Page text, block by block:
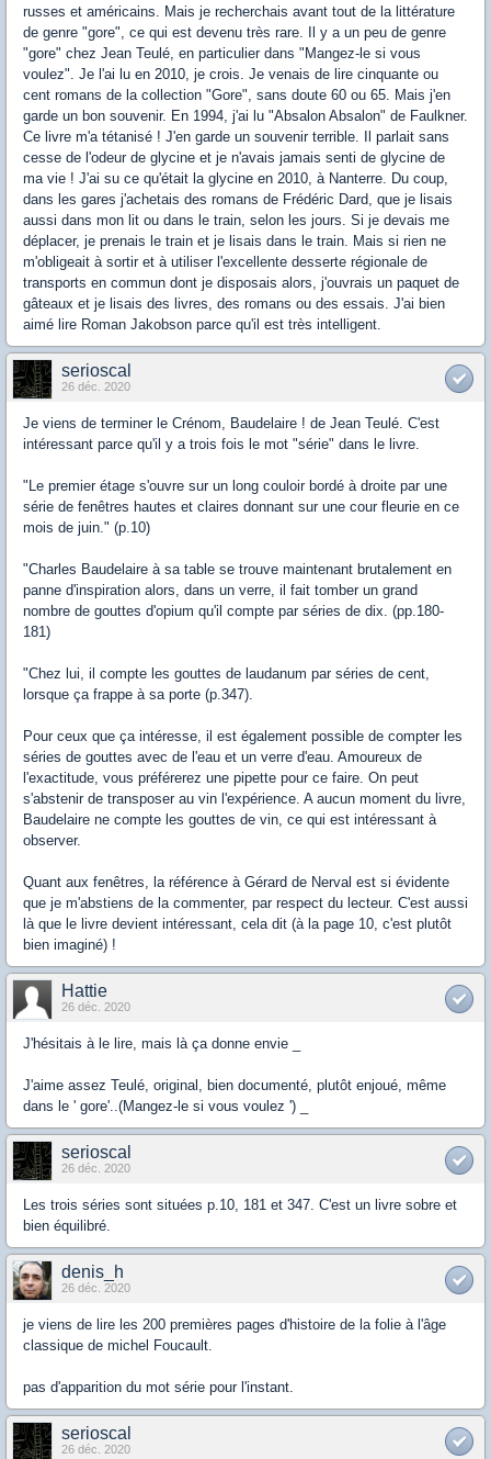
russes et américains. Mais je recherchais avant tout de la littérature
de genre "gore", ce qui est devenu très rare. Il y a un peu de genre
"gore" chez Jean Teulé, en particulier dans "Mangez-le si vous
voulez". Je l'ai lu en 2010, je crois. Je venais de lire cinquante ou
cent romans de la collection "Gore", sans doute 60 ou 65. Mais j'en
garde un bon souvenir. En 1994, j'ai lu "Absalon Absalon" de Faulkner.
Ce livre m'a tétanisé ! J'en garde un souvenir terrible. Il parlait sans
cesse de l'odeur de glycine et je n'avais jamais senti de glycine de
ma vie ! J'ai su ce qu'était la glycine en 2010, à Nanterre. Du coup,
dans les gares j'achetais des romans de Frédéric Dard, que je lisais
aussi dans mon lit ou dans le train, selon les jours. Si je devais me
déplacer, je prenais le train et je lisais dans le train. Mais si rien ne
m'obligeait à sortir et à utiliser l'excellente desserte régionale de
transports en commun dont je disposais alors, j'ouvrais un paquet de
gâteaux et je lisais des livres, des romans ou des essais. J'ai bien
aimé lire Roman Jakobson parce qu'il est très intelligent.
serioscal
26 déc. 2020
Je viens de terminer le Crénom, Baudelaire ! de Jean Teulé. C'est
intéressant parce qu'il y a trois fois le mot "série" dans le livre.
"Le premier étage s'ouvre sur un long couloir bordé à droite par une
série de fenêtres hautes et claires donnant sur une cour fleurie en ce
mois de juin." (p.10)
"Charles Baudelaire à sa table se trouve maintenant brutalement en
panne d'inspiration alors, dans un verre, il fait tomber un grand
nombre de gouttes d'opium qu'il compte par séries de dix. (pp.180-
181)
"Chez lui, il compte les gouttes de laudanum par séries de cent,
lorsque ça frappe à sa porte (p.347).
Pour ceux que ça intéresse, il est également possible de compter les
séries de gouttes avec de l'eau et un verre d'eau. Amoureux de
l'exactitude, vous préférerez une pipette pour ce faire. On peut
s'abstenir de transposer au vin l'expérience. A aucun moment du livre,
Baudelaire ne compte les gouttes de vin, ce qui est intéressant à
observer.
Quant aux fenêtres, la référence à Gérard de Nerval est si évidente
que je m'abstiens de la commenter, par respect du lecteur. C'est aussi
là que le livre devient intéressant, cela dit (à la page 10, c'est plutôt
bien imaginé) !
Hattie
26 déc. 2020
J'hésitais à le lire, mais là ça donne envie _
J'aime assez Teulé, original, bien documenté, plutôt enjoué, même
dans le ' gore'..(Mangez-le si vous voulez ') _
serioscal
26 déc. 2020
Les trois séries sont situées p.10, 181 et 347. C'est un livre sobre et
bien équilibré.
denis_h
26 déc. 2020
je viens de lire les 200 premières pages d'histoire de la folie à l'âge
classique de michel Foucault.
pas d'apparition du mot série pour l'instant.
serioscal
26 déc. 2020